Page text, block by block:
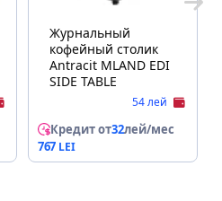
Журнальный
кофейный столик
Antracit MLAND EDI
SIDE TABLE
54 лей
Кредит от32лей/мес
767